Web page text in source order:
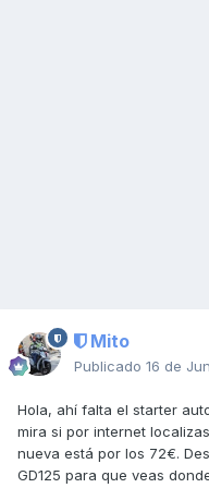
Mito
Publicado 16 de
Hola, ahí falta el starter
mira si por internet
nueva está por los 72€.
GD125 para que veas